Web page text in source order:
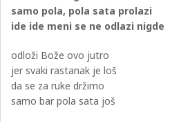
samo pola, pola sata prolazi
ide ide meni se ne odlazi nigde
odloži Bože ovo jutro
jer svaki rastanak je loš
da se za ruke držimo
samo bar pola sata još